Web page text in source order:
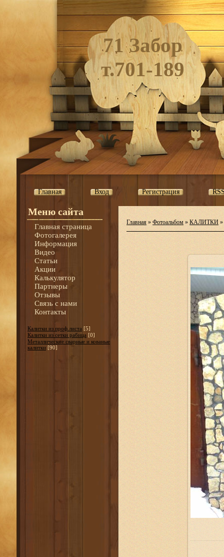
71 Забор
т.701-189
Главная Вход Регистрация
Меню сайта
Главная страница
Фотогалерея
Информация
Видео
Статьи
Акции
Калькулятор
Партнеры
Отзывы
Связь с нами
Контакты
Калитки из проф.листа [5]
Калитки из сетки рабица [0]
Металлические сварные и кованые
калитки [90]
Главная » Фотоальбом » КАЛИТКИ »